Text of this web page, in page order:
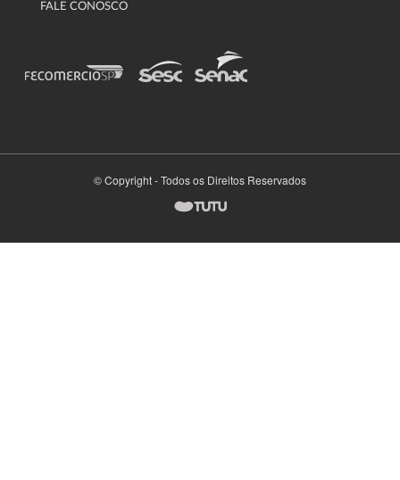
FALE CONOSCO
© Copyright - Todos os Direitos Reservados